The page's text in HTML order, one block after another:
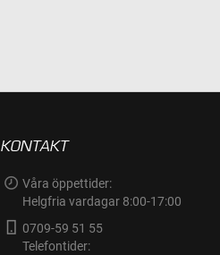
KONTAKT
Våra öppettider:
Helgfria vardagar 8:00-17:00
0709-59 51 55
Telefontider: